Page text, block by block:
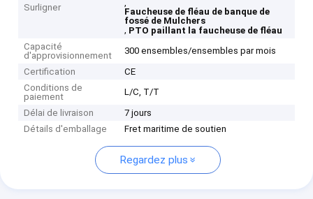
Surligner
,
Faucheuse de fléau de banque de
fossé de Mulchers
, PTO paillant la faucheuse de fléau
Capacité
d'approvisionnement
300 ensembles/ensembles par mois
Certification
CE
Conditions de
paiement
L/C, T/T
Délai de livraison
7 jours
Détails d'emballage
Fret maritime de soutien
Regardez plus